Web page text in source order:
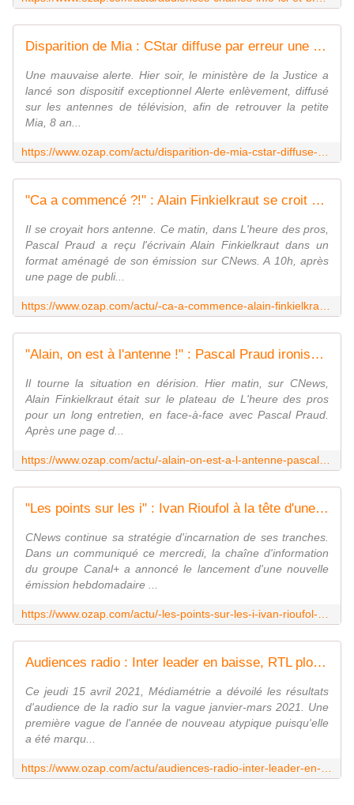
Disparition de Mia : CStar diffuse par erreur une mauvaise "Alerte enlèvement"
Une mauvaise alerte. Hier soir, le ministère de la Justice a
lancé son dispositif exceptionnel Alerte enlèvement, diffusé
sur les antennes de télévision, afin de retrouver la petite
Mia, 8 an...
"Ca a commencé ?!" : Alain Finkielkraut se croit hors antenne face à Pascal Praud sur CNews
Il se croyait hors antenne. Ce matin, dans L'heure des pros,
Pascal Praud a reçu l'écrivain Alain Finkielkraut dans un
format aménagé de son émission sur CNews. A 10h, après
une page de publi...
"Alain, on est à l'antenne !" : Pascal Praud ironise sur le début d'interview ratée avec Alain Finkielkraut
Il tourne la situation en dérision. Hier matin, sur CNews,
Alain Finkielkraut était sur le plateau de L'heure des pros
pour un long entretien, en face-à-face avec Pascal Praud.
Après une page d...
"Les points sur les i" : Ivan Rioufol à la tête d'une émission sur CNews à partir du dimanche 18 avril
CNews continue sa stratégie d'incarnation de ses tranches.
Dans un communiqué ce mercredi, la chaîne d'information
du groupe Canal+ a annoncé le lancement d'une nouvelle
émission hebdomadaire ...
Audiences radio : Inter leader en baisse, RTL plonge, Info bondit, RMC et Europe 1 en baisse
Ce jeudi 15 avril 2021, Médiamétrie a dévoilé les résultats
d'audience de la radio sur la vague janvier-mars 2021. Une
première vague de l'année de nouveau atypique puisqu'elle
a été marqu...